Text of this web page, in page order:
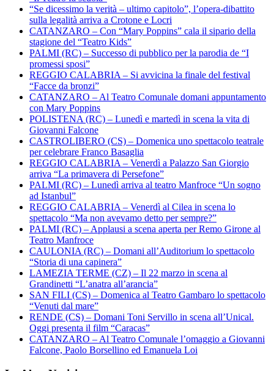
“Se dicessimo la verità – ultimo capitolo”, l’opera-dibattito
sulla legalità arriva a Crotone e Locri
CATANZARO – Con “Mary Poppins” cala il sipario della
stagione del “Teatro Kids”
PALMI (RC) – Successo di pubblico per la parodia de “I
promessi sposi”
REGGIO CALABRIA – Si avvicina la finale del festival
“Facce da bronzi”
CATANZARO – Al Teatro Comunale domani appuntamento
con Mary Poppins
POLISTENA (RC) – Lunedì e martedì in scena la vita di
Giovanni Falcone
CASTROLIBERO (CS) – Domenica uno spettacolo teatrale
per celebrare Franco Basaglia
REGGIO CALABRIA – Venerdì a Palazzo San Giorgio
arriva “La primavera di Persefone”
PALMI (RC) – Lunedì arriva al teatro Manfroce “Un sogno
ad Istanbul”
REGGIO CALABRIA – Venerdì al Cilea in scena lo
spettacolo “Ma non avevamo detto per sempre?”
PALMI (RC) – Applausi a scena aperta per Remo Girone al
Teatro Manfroce
CAULONIA (RC) – Domani all’Auditorium lo spettacolo
“Storia di una capinera”
LAMEZIA TERME (CZ) – Il 22 marzo in scena al
Grandinetti “L’anatra all’arancia”
SAN FILI (CS) – Domenica al Teatro Gambaro lo spettacolo
“Venuti dal mare”
RENDE (CS) – Domani Toni Servillo in scena all’Unical.
Oggi presenta il film “Caracas”
CATANZARO – Al Teatro Comunale l’omaggio a Giovanni
Falcone, Paolo Borsellino ed Emanuela Loi